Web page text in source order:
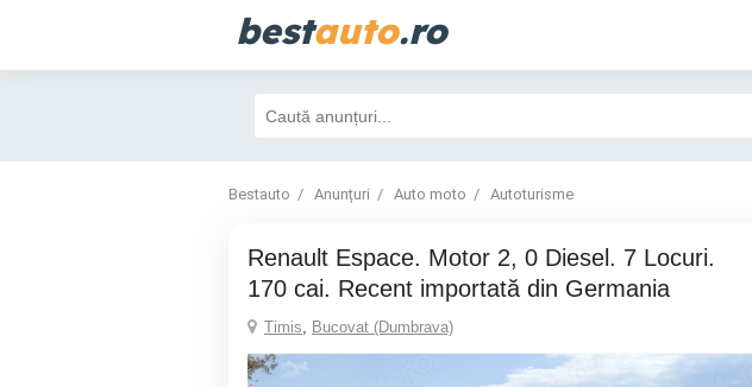
bestauto.ro
Bestauto Anunțuri Auto moto Autoturisme
Renault Espace. Motor 2, 0 Diesel. 7 Locuri.
170 cai. Recent importată din Germania
Timis, Bucovat (Dumbrava)